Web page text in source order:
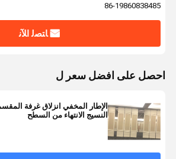
86-19860838485
ﺎﺘﺼﻟ ﺍﻶﻧ
احصل على افضل سعر ل
الإطار المخفي انزلاق غرفة
النسيج الانتهاء من السطح